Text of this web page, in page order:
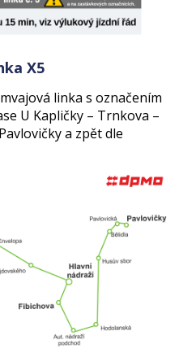
X5
linka s označením
U Kapličky – Trnkova –
a zpět dle